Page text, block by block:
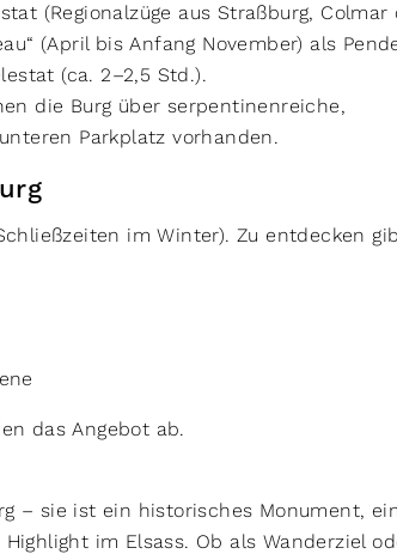
(Regionalzüge aus Straßburg, Colmar
(April bis Anfang November) als
(ca. 2–2,5 Std.).
die Burg über serpentinenreiche,
Parkplatz vorhanden.
im Winter). Zu entdecken
das Angebot ab.
– sie ist ein historisches Monument,
im Elsass. Ob als Wanderziel